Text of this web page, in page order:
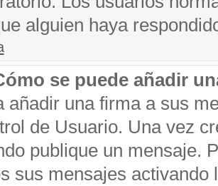
alguien haya
se puede añadir
añadir una firma a sus
de Usuario. Una vez
publique un mensaje.
sus mensajes